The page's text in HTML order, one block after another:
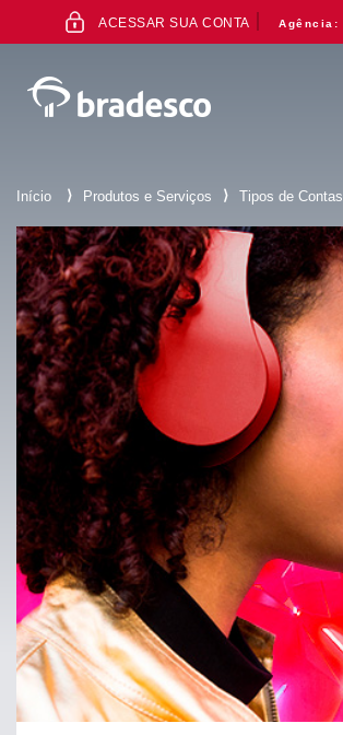
Mais buscados
Separamos para você
Antecipação Imposto de renda
Início ⟩ Produtos e Serviços ⟩ Tipos de Contas
ACESSO
AO
ACESSAR SUA CONTA Agência: